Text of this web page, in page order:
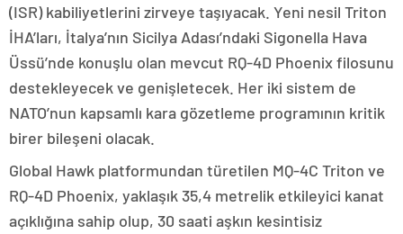
(ISR) kabiliyetlerini zirveye taşıyacak. Yeni nesil Triton
İHA’ları, İtalya’nın Sicilya Adası’ndaki Sigonella Hava
Üssü’nde konuşlu olan mevcut RQ-4D Phoenix filosunu
destekleyecek ve genişletecek. Her iki sistem de
NATO’nun kapsamlı kara gözetleme programının kritik
birer bileşeni olacak.
Global Hawk platformundan türetilen MQ-4C Triton ve
RQ-4D Phoenix, yaklaşık 35,4 metrelik etkileyici kanat
açıklığına sahip olup, 30 saati aşkın kesintisiz